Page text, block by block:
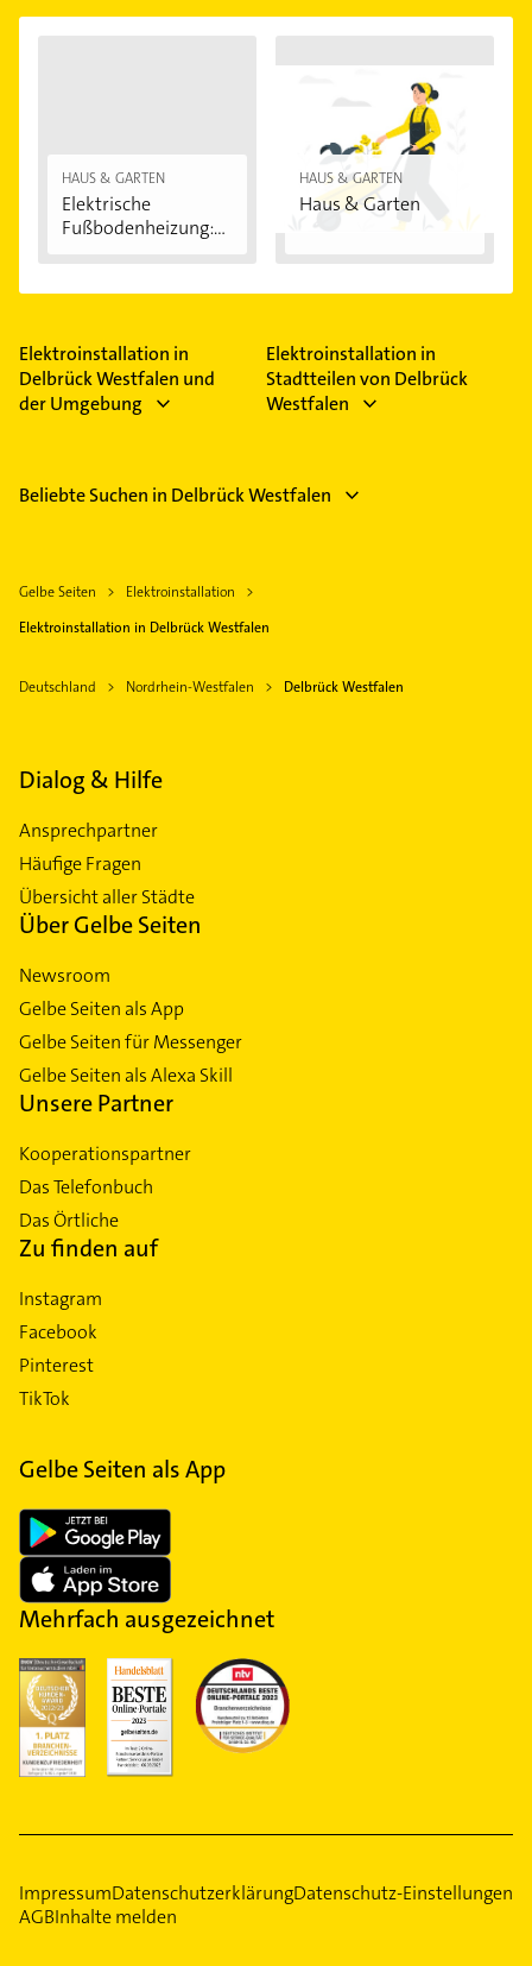
HAUS & GARTEN
Elektrische
Fußbodenheizung:
HAUS & GARTEN
Haus & Garten
Elektroinstallation in
Delbrück Westfalen und
der Umgebung
Elektroinstallation in
Stadtteilen von Delbrück
Westfalen
Beliebte Suchen in Delbrück Westfalen
Gelbe Seiten
Elektroinstallation
Elektroinstallation in Delbrück Westfalen
Deutschland Nordrhein-Westfalen Delbrück Westfalen
Dialog & Hilfe
Ansprechpartner
Häufige Fragen
Übersicht aller Städte
Über Gelbe Seiten
Newsroom
Gelbe Seiten als App
Gelbe Seiten für Messenger
Gelbe Seiten als Alexa Skill
Unsere Partner
Kooperationspartner
Das Telefonbuch
Das Örtliche
Zu finden auf
Instagram
Facebook
Pinterest
TikTok
Gelbe Seiten als App
Mehrfach ausgezeichnet
ImpressumDatenschutzerklärungDatenschutz-Einstellungen
AGBInhalte melden